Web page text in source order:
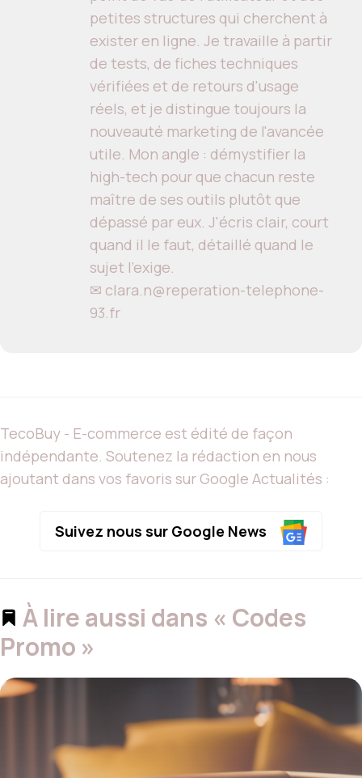
petites structures qui cherchent à
exister en ligne. Je travaille à partir
de tests, de fiches techniques
vérifiées et de retours d'usage
réels, et je distingue toujours la
nouveauté marketing de l'avancée
utile. Mon angle : démystifier la
high-tech pour que chacun reste
maître de ses outils plutôt que
dépassé par eux. J'écris clair, court
quand il le faut, détaillé quand le
sujet l'exige.
✉ clara.n@reperation-telephone-
93.fr
TecoBuy - E-commerce est édité de façon
indépendante. Soutenez la rédaction en nous
ajoutant dans vos favoris sur Google Actualités :
Suivez nous sur Google News
À lire aussi dans « Codes
Promo »